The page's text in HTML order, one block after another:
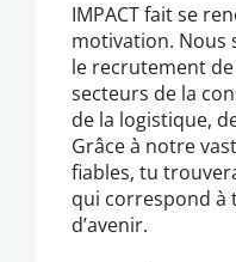
IMPACT fait se
motivation. Nous
le recrutement
secteurs de la
de la logistique,
Grâce à notre
fiables, tu
qui correspond à
d’avenir.